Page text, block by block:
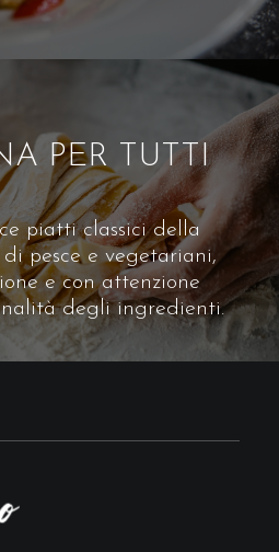
PER TUTTI
piatti classici della
pesce e vegetariani,
e con attenzione
degli ingredienti.